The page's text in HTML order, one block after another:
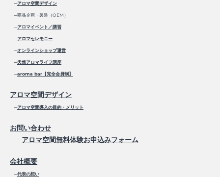
─アロマ空間デザイン
─商品企画・製造（OEM）
─アロマイベント／講習
─アロマセレモニー
─オンラインショップ運営
─天然アロマライフ講座
─aroma bar【完全会員制】
アロマ空間デザイン
─アロマ空間導入の目的・メリット
お問い合わせ
─アロマ空間無料体験お申込みフォーム
会社概要
─代表の想い